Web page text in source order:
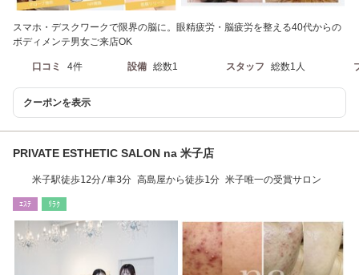
スマホ・デスクワークで限界の脳に。眼精疲労・脳疲労を整える40代からの
ボディメンテ男女ご来店OK
口コミ 4件 設備 総数1 スタッフ 総数1人
クーポンを表示
PRIVATE ESTHETIC SALON na 米子店
米子駅徒歩12分/車3分 高島屋から徒歩1分 米子唯一の受賞サロン
ｴｽﾃ ﾘﾗｸ